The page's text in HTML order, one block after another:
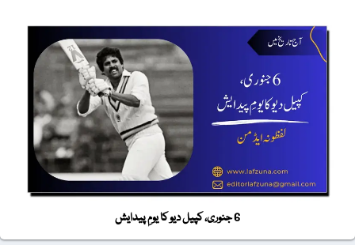
6 جنوری، کپیل دیو کا یومِ پیدایش